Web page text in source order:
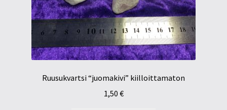
Ruusukvartsi “juomakivi” kiilloittamaton
1,50 €